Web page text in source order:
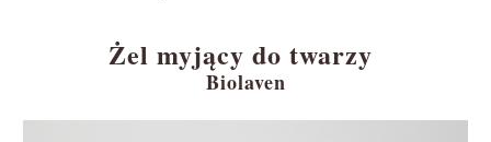
Żel myjący do twarzy
Biolaven